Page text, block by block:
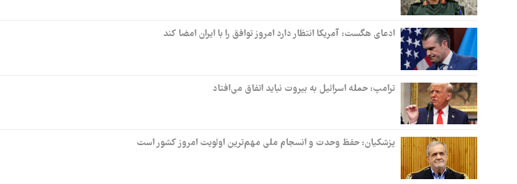
ادعای هگست: آمریکا انتظار دارد امروز توافق را با ایران امضا کند
ترامپ: حمله اسرائیل به بیروت نباید اتفاق می‌افتاد
پزشکیان: حفظ وحدت و انسجام ملی مهم‌ترین اولویت امروز کشور است